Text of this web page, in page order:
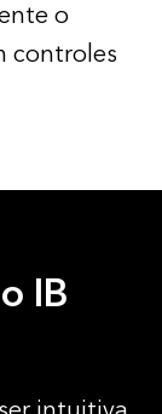
o
controles
IB